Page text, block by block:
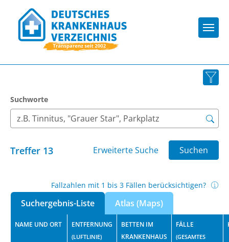
Suchworte
Treffer 13 Erweiterte Suche Suchen
Suchergebnis-Liste Atlas (Maps)
Fallzahlen mit 1 bis 3 Fällen berücksichtigen?
NAME UND ORT ENTFERNUNG
(LUFTLINIE)
BETTEN IM
KRANKENHAUS
FÄLLE
(GESAMTES